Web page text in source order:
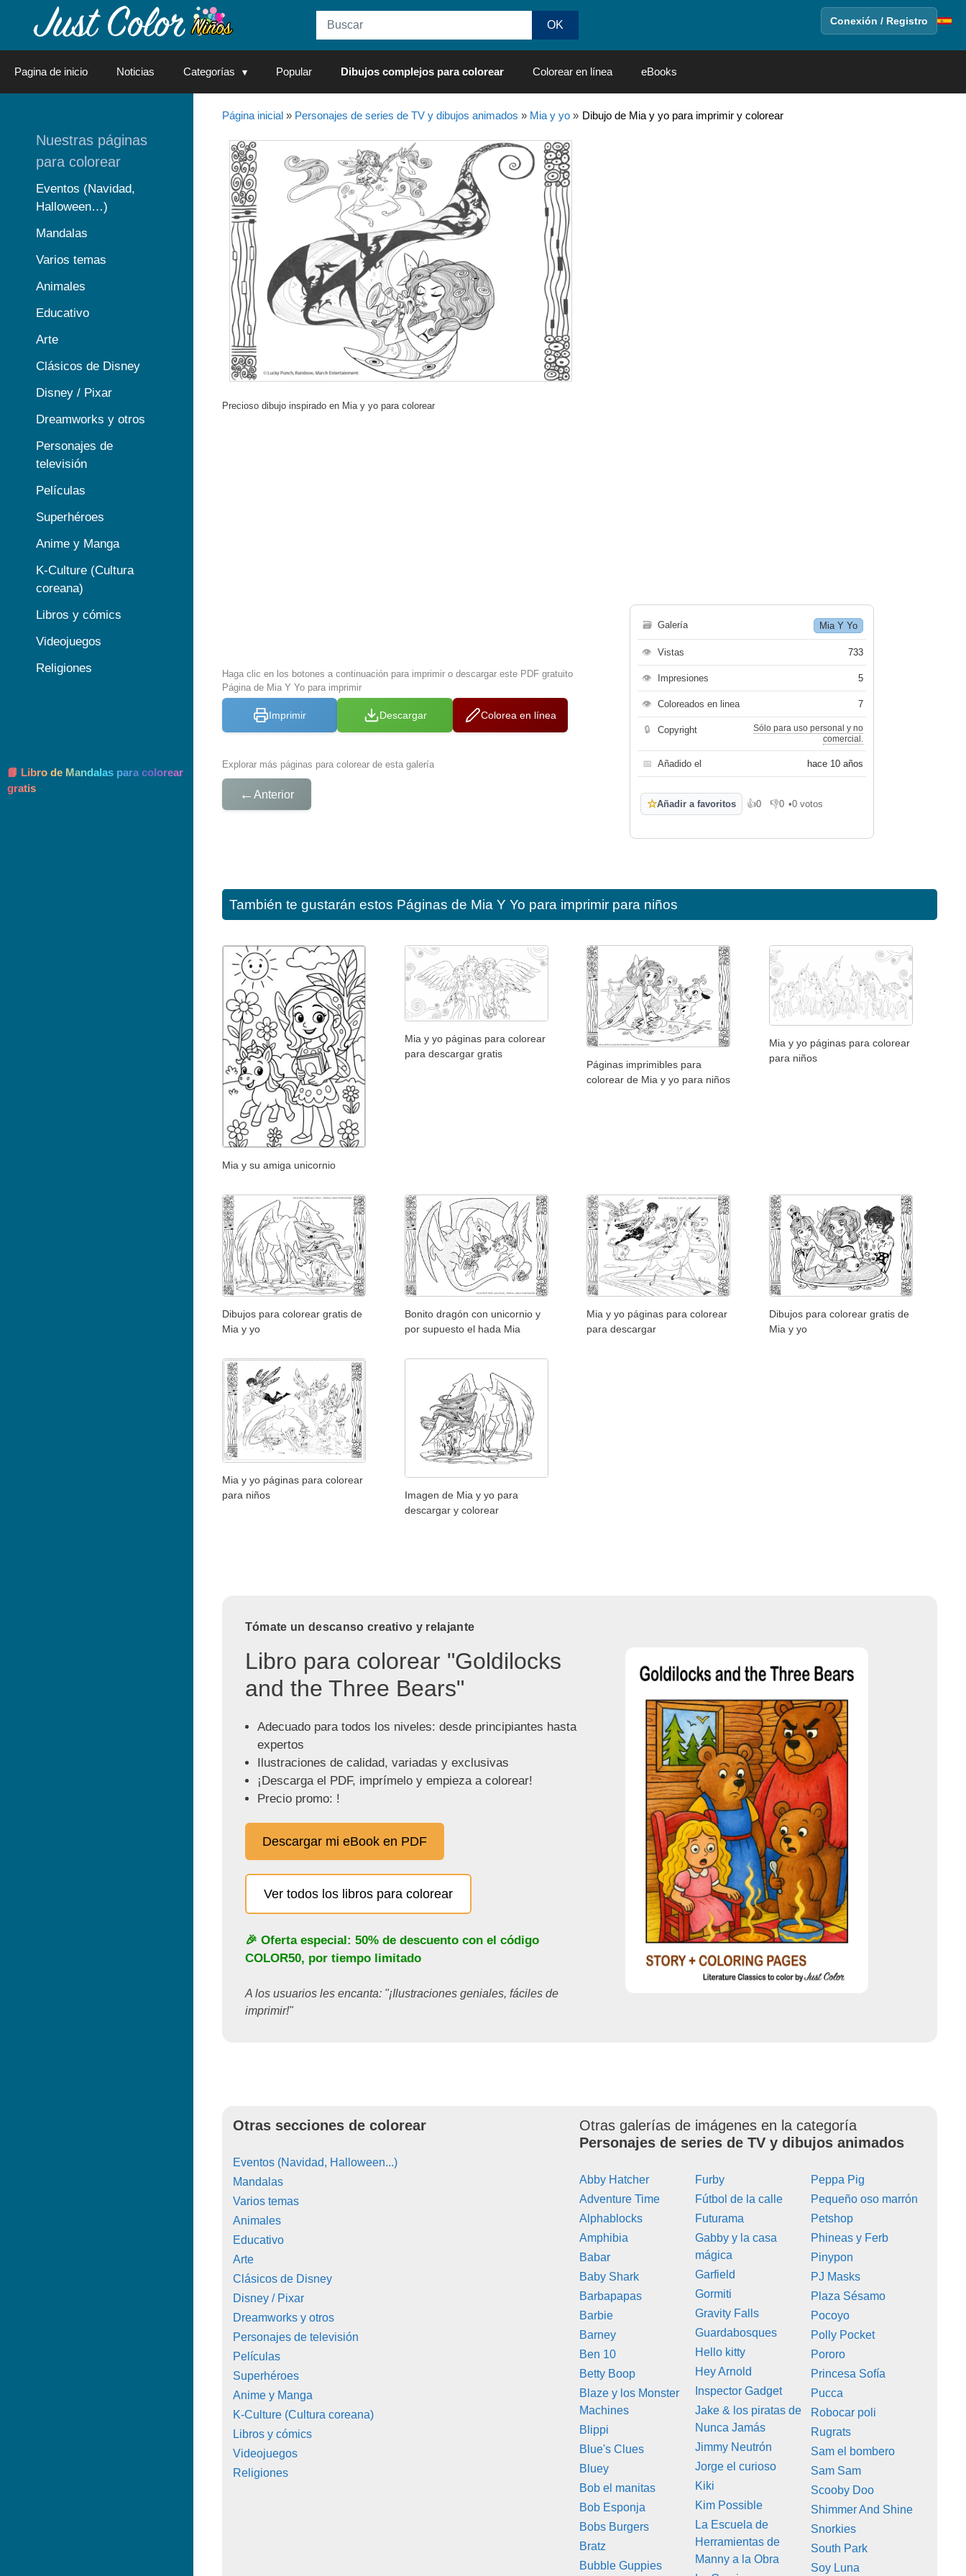
Conexión / Registro
Pagina de inicio Noticias Categorías Popular Dibujos complejos para colorear Colorear en línea eBooks
Página inicial» Personajes de series de TV y dibujos animados » Mia y yo» Dibujo de Mia y yo para imprimir y colorear
Precioso dibujo inspirado en Mia y yo para colorear
Haga clic en los botones a continuación para imprimir o descargar este PDF gratuito
Página de Mia Y Yo para imprimir
Imprimir Descargar Colorea en línea
Explorar más páginas para colorear de esta galería
← Anterior
🗃 Galería Mia Y Yo
👁 Vistas 733
👁 Impresiones 5
👁 Coloreados en linea 7
🔒 Copyright
Sólo para uso personal y no
comercial.
📅 Añadido el hace 10 años
☆Añadir a favoritos 👍0
Me gusta
👎0
No me gusta
•0 votos
También te gustarán estos Páginas de Mia Y Yo para imprimir para niños
Mia y su amiga unicornio
Mia y yo páginas para colorear
para descargar gratis
Páginas imprimibles para
colorear de Mia y yo para niños
Mia y yo páginas para colorear
para niños
Dibujos para colorear gratis de
Mia y yo
Bonito dragón con unicornio y
por supuesto el hada Mia
Mia y yo páginas para colorear
para descargar
Dibujos para colorear gratis de
Mia y yo
Mia y yo páginas para colorear
para niños
Imagen de Mia y yo para
descargar y colorear
Tómate un descanso creativo y relajante
Libro para colorear "Goldilocks
and the Three Bears"
Adecuado para todos los niveles: desde principiantes hasta
expertos
Ilustraciones de calidad, variadas y exclusivas
¡Descarga el PDF, imprímelo y empieza a colorear!
Precio promo: !
Descargar mi eBook en PDF
Ver todos los libros para colorear
🎉 Oferta especial: 50% de descuento con el código
COLOR50, por tiempo limitado
A los usuarios les encanta: "¡Ilustraciones geniales, fáciles de
imprimir!"
Otras secciones de colorear
Eventos (Navidad, Halloween...)
Mandalas
Varios temas
Animales
Educativo
Arte
Clásicos de Disney
Disney / Pixar
Dreamworks y otros
Personajes de televisión
Películas
Superhéroes
Anime y Manga
K-Culture (Cultura coreana)
Libros y cómics
Videojuegos
Religiones
Otras galerías de imágenes en la categoría
Personajes de series de TV y dibujos animados
Abby Hatcher
Adventure Time
Alphablocks
Amphibia
Babar
Baby Shark
Barbapapas
Barbie
Barney
Ben 10
Betty Boop
Blaze y los Monster
Machines
Blippi
Blue's Clues
Bluey
Bob el manitas
Bob Esponja
Bobs Burgers
Bratz
Bubble Guppies
Furby
Fútbol de la calle
Futurama
Gabby y la casa
mágica
Garfield
Gormiti
Gravity Falls
Guardabosques
Hello kitty
Hey Arnold
Inspector Gadget
Jake & los piratas de
Nunca Jamás
Jimmy Neutrón
Jorge el curioso
Kiki
Kim Possible
La Escuela de
Herramientas de
Manny a la Obra
Peppa Pig
Pequeño oso marrón
Petshop
Phineas y Ferb
Pinypon
PJ Masks
Plaza Sésamo
Pocoyo
Polly Pocket
Pororo
Princesa Sofía
Pucca
Robocar poli
Rugrats
Sam el bombero
Sam Sam
Scooby Doo
Shimmer And Shine
Snorkies
South Park
Soy Luna
Nuestras páginas
para colorear
Eventos (Navidad,
Halloween…)
Mandalas
Varios temas
Animales
Educativo
Arte
Clásicos de Disney
Disney / Pixar
Dreamworks y otros
Personajes de
televisión
Películas
Superhéroes
Anime y Manga
K-Culture (Cultura
coreana)
Libros y cómics
Videojuegos
Religiones
📘 Libro de Mandalas para colorear
gratis